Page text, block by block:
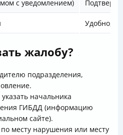
с уведомлением)
Удобно,
жалобу?
подразделения,
начальника
ГИБДД (информацию
сайте).
месту нарушения или месту